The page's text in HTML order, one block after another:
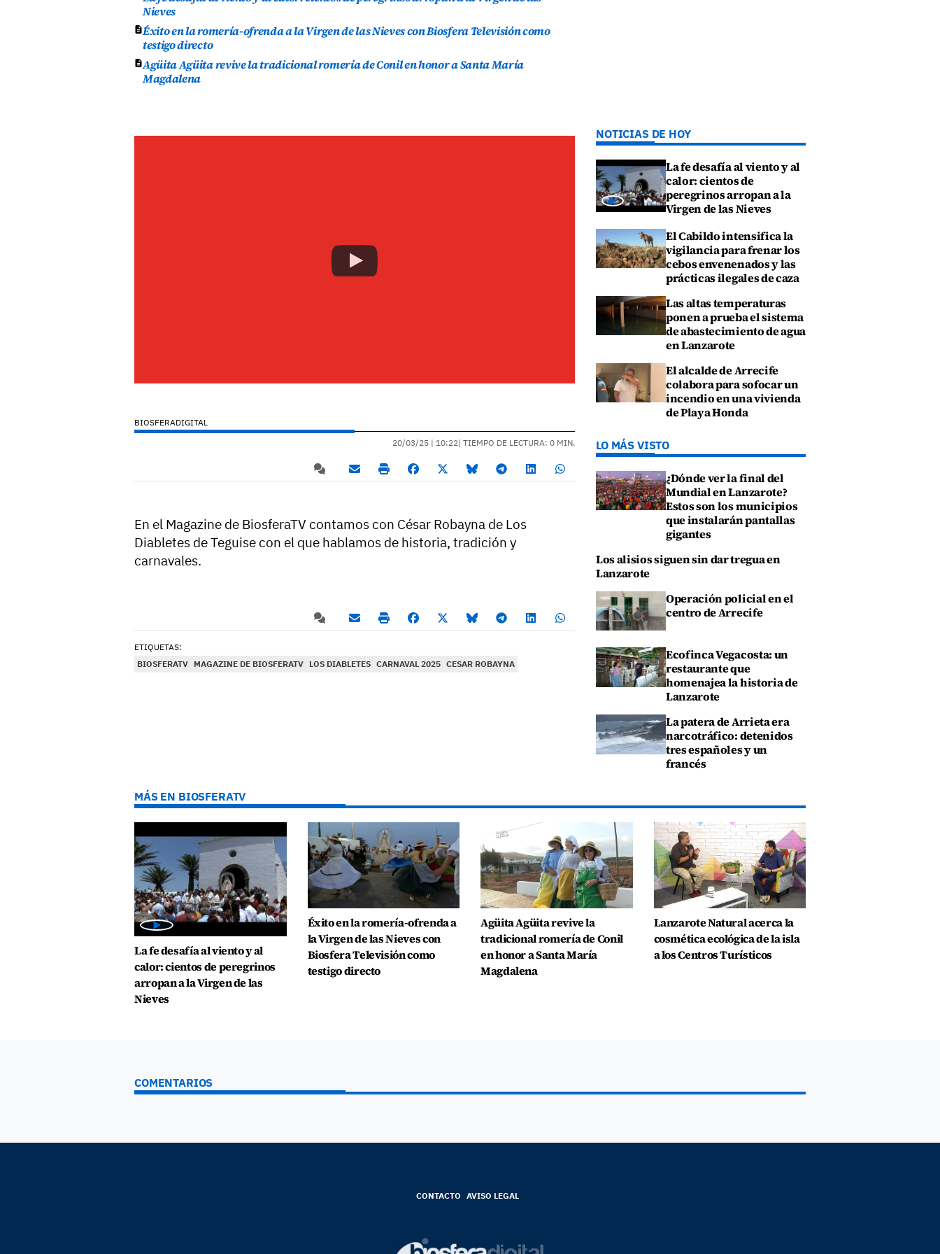
Nieves
Éxito en la romería-ofrenda a la Virgen de las Nieves con Biosfera Televisión como
testigo directo
Agüita Agüita revive la tradicional romería de Conil en honor a Santa María
Magdalena
BIOSFERADIGITAL
20/03/25 | 10:22| TIEMPO DE LECTURA: 0 MIN.
En el Magazine de BiosferaTV contamos con César Robayna de Los
Diabletes de Teguise con el que hablamos de historia, tradición y
carnavales.
ETIQUETAS:
BIOSFERATV MAGAZINE DE BIOSFERATV LOS DIABLETES CARNAVAL 2025 CESAR ROBAYNA
NOTICIAS DE HOY
La fe desafía al viento y al
calor: cientos de
peregrinos arropan a la
Virgen de las Nieves
El Cabildo intensifica la
vigilancia para frenar los
cebos envenenados y las
prácticas ilegales de caza
Las altas temperaturas
ponen a prueba el sistema
de abastecimiento de agua
en Lanzarote
El alcalde de Arrecife
colabora para sofocar un
incendio en una vivienda
de Playa Honda
LO MÁS VISTO
¿Dónde ver la final del
Mundial en Lanzarote?
Estos son los municipios
que instalarán pantallas
gigantes
Los alisios siguen sin dar tregua en
Lanzarote
Operación policial en el
centro de Arrecife
Ecofinca Vegacosta: un
restaurante que
homenajea la historia de
Lanzarote
La patera de Arrieta era
narcotráfico: detenidos
tres españoles y un
francés
MÁS EN BIOSFERATV
La fe desafía al viento y al
calor: cientos de peregrinos
arropan a la Virgen de las
Nieves
Éxito en la romería-ofrenda a
la Virgen de las Nieves con
Biosfera Televisión como
testigo directo
Agüita Agüita revive la
tradicional romería de Conil
en honor a Santa María
Magdalena
Lanzarote Natural acerca la
cosmética ecológica de la isla
a los Centros Turísticos
COMENTARIOS
CONTACTO AVISO LEGAL